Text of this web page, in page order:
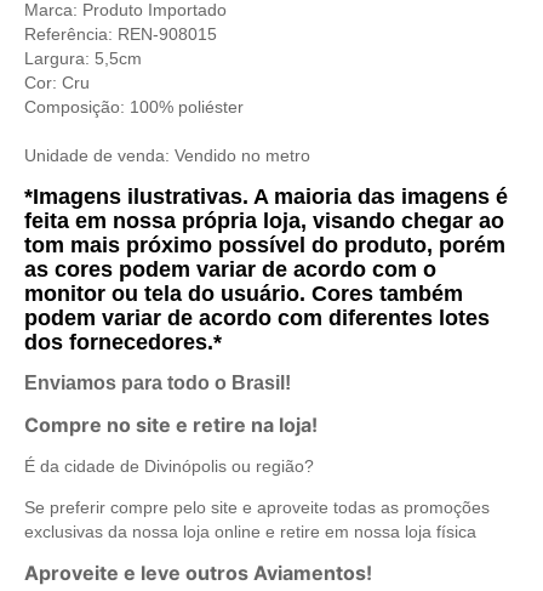
Marca: Produto Importado
Referência: REN-908015
Largura: 5,5cm
Cor: Cru
Composição: 100% poliéster
Unidade de venda: Vendido no metro
*Imagens ilustrativas. A maioria das imagens é
feita em nossa própria loja, visando chegar ao
tom mais próximo possível do produto, porém
as cores podem variar de acordo com o
monitor ou tela do usuário. Cores também
podem variar de acordo com diferentes lotes
dos fornecedores.*
Enviamos para todo o Brasil!
Compre no site e retire na loja!
É da cidade de Divinópolis ou região?
Se preferir compre pelo site e aproveite todas as promoções
exclusivas da nossa loja online e retire em nossa loja física
Aproveite e leve outros Aviamentos!